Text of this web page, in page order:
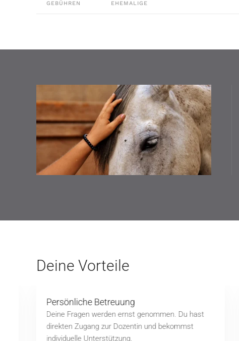
GEBÜHREN EHEMALIGE
Deine Vorteile
Persönliche Betreuung
Deine Fragen werden ernst genommen. Du hast
direkten Zugang zur Dozentin und bekommst
individuelle Unterstützung.